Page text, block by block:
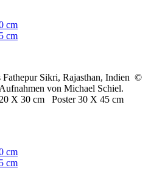
cm
cm
Fathepur Sikri, Rajasthan, Indien ©
von Michael Schiel.
X 30 cm Poster 30 X 45 cm
cm
cm